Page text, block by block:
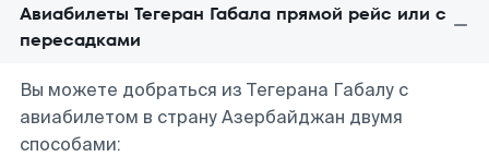
Авиабилеты Тегеран Габала прямой рейс или с
пересадками
Вы можете добраться из Тегерана Габалу с
авиабилетом в страну Азербайджан двумя
способами: